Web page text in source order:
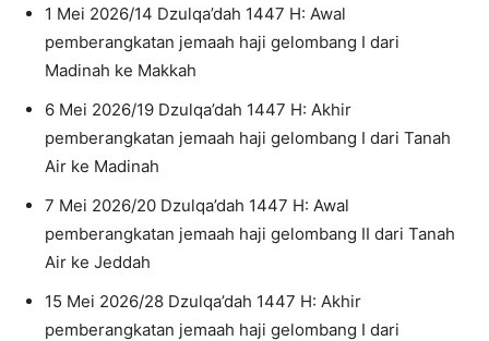
1 Mei 2026/14 Dzulqa’dah 1447 H: Awal
pemberangkatan jemaah haji gelombang I dari
Madinah ke Makkah
6 Mei 2026/19 Dzulqa’dah 1447 H: Akhir
pemberangkatan jemaah haji gelombang I dari Tanah
Air ke Madinah
7 Mei 2026/20 Dzulqa’dah 1447 H: Awal
pemberangkatan jemaah haji gelombang II dari Tanah
Air ke Jeddah
15 Mei 2026/28 Dzulqa’dah 1447 H: Akhir
pemberangkatan jemaah haji gelombang I dari